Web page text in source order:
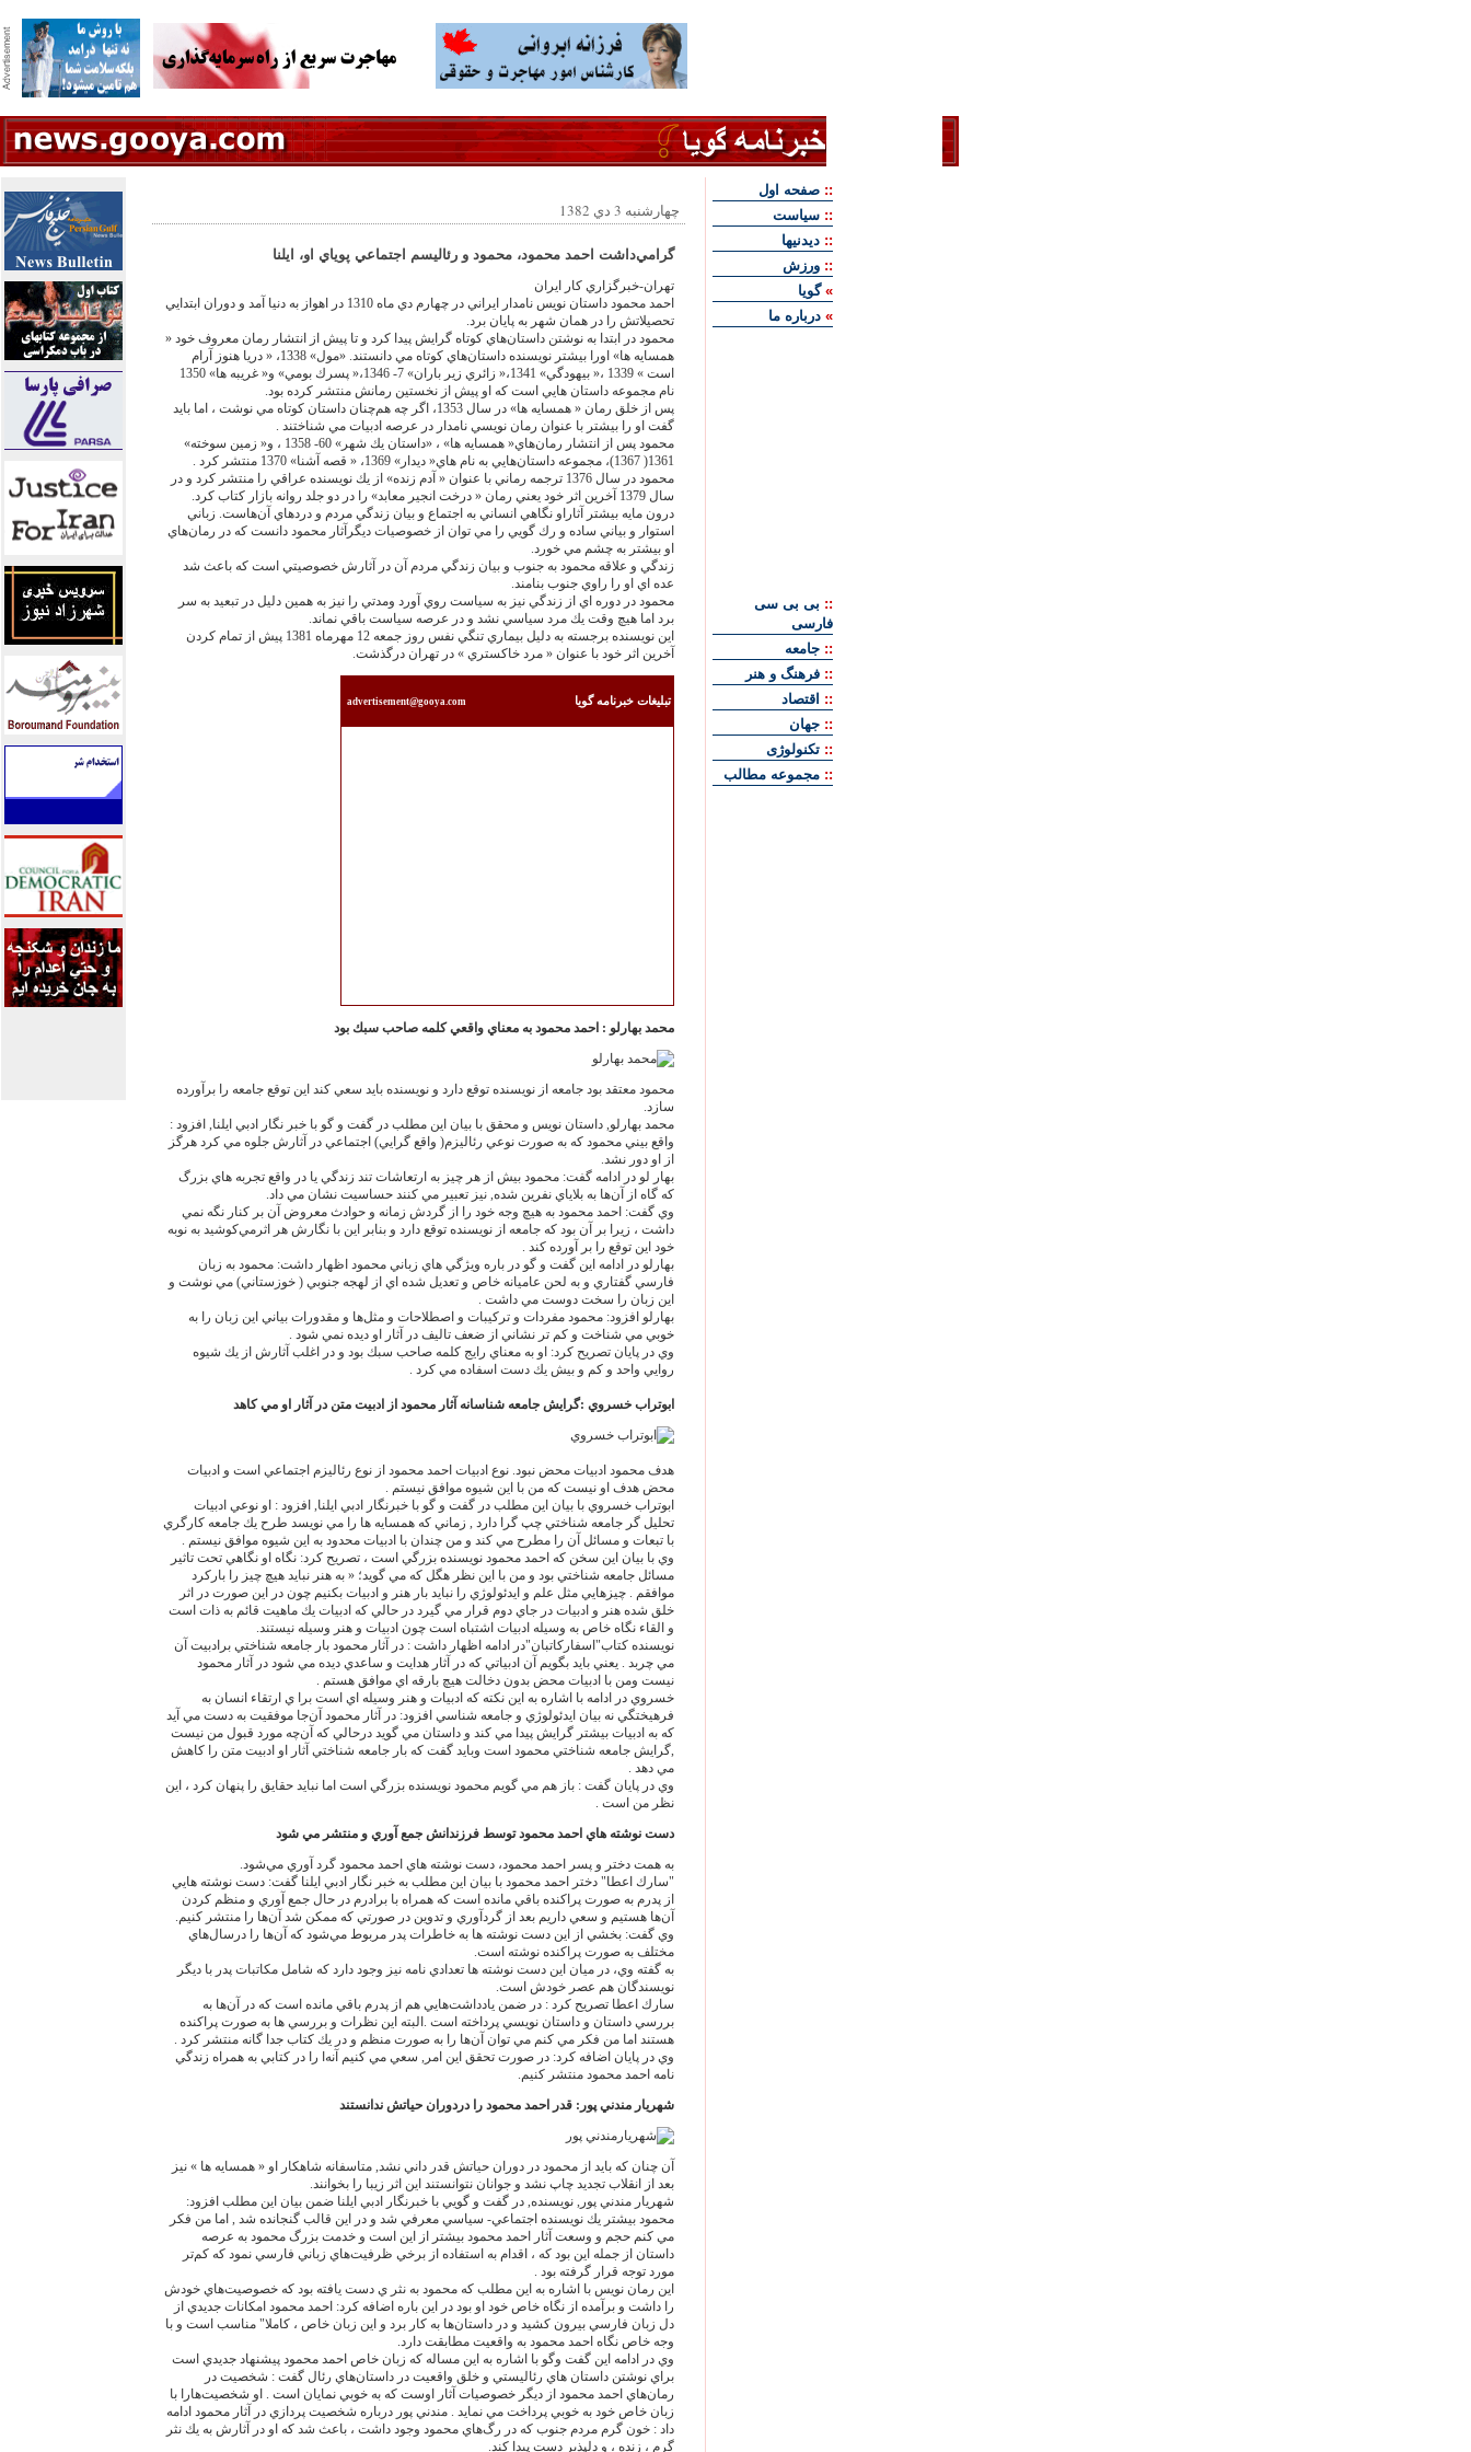
چهارشنبه 3 دي 1382
گرامي‌‏داشت احمد محمود، محمود و رئاليسم اجتماعي پوياي او، ايلنا
تهران-خبرگزاري كار ايران
احمد محمود داستان نويس نامدار ايراني در چهارم دي ماه 1310 در اهواز به دنيا آمد و دوران ابتدايي
تحصيلاتش را در همان شهر به پايان برد.
محمود در ابتدا به نوشتن داستان‌‏هاي كوتاه گرايش پيدا كرد و تا پيش از انتشار رمان معروف خود «
همسايه ها» اورا بيشتر نويسنده داستان‌‏هاي كوتاه مي دانستند. «مول» 1338، « دريا هنوز آرام
است » 1339 ،« بيهودگي» 1341،« زائري زير باران» 7- 1346،« پسرك بومي» و« غريبه ها» 1350
نام مجموعه داستان هايي است كه او پيش از نخستين رمانش منتشر كرده بود.
پس از خلق رمان « همسايه ها» در سال 1353، اگر چه هم‌‏چنان داستان كوتاه مي نوشت ، اما بايد
گفت او را بيشتر با عنوان رمان نويسي نامدار در عرصه ادبيات مي شناختند .
محمود پس از انتشار رمان‌‏هاي« همسايه ها» ، «داستان يك شهر» 60- 1358 ، و« زمين سوخته»
1361( 1367)، مجموعه داستان‌‏هايي به نام هاي« ديدار» 1369، « قصه آشنا» 1370 منتشر كرد .
محمود در سال 1376 ترجمه رماني با عنوان « آدم زنده» از يك نويسنده عراقي را منتشر كرد و در
سال 1379 آخرين اثر خود يعني رمان « درخت انجير معابد» را در دو جلد روانه بازار كتاب كرد.
درون مايه بيشتر آثاراو نگاهي انساني به اجتماع و بيان زندگي مردم و دردهاي آن‌‏هاست. زباني
استوار و بياني ساده و رك گويي را مي توان از خصوصيات ديگرآثار محمود دانست كه در رمان‌‏هاي
او بيشتر به چشم مي خورد.
زندگي و علاقه محمود به جنوب و بيان زندگي مردم آن در آثارش خصوصيتي است كه باعث شد
عده اي او را راوي جنوب بنامند.
محمود در دوره اي از زندگي نيز به سياست روي آورد ومدتي را نيز به همين دليل در تبعيد به سر
برد اما هيچ وقت يك مرد سياسي نشد و در عرصه سياست باقي نماند.
اين نويسنده برجسته به دليل بيماري تنگي نفس روز جمعه 12 مهرماه 1381 پيش از تمام كردن
آخرين اثر خود با عنوان « مرد خاكستري » در تهران درگذشت.
تبليغات خبرنامه گويا advertisement@gooya.com
محمد بهارلو : احمد محمود به معناي واقعي كلمه صاحب سبك بود
محمود معتقد بود جامعه از نويسنده توقع دارد و نويسنده بايد سعي كند اين توقع جامعه را برآورده
سازد.
محمد بهارلو, داستان نويس و محقق با بيان اين مطلب در گفت و گو با خبر نگار ادبي ايلنا, افزود :
واقع بيني محمود كه به صورت نوعي رئاليزم( واقع گرايي) اجتماعي در آثارش جلوه مي كرد هرگز
از او دور نشد.
بهار لو در ادامه گفت: محمود بيش از هر چيز به ارتعاشات تند زندگي يا در واقع تجربه هاي بزرگ
كه گاه از آن‌‏ها به بلاياي نفرين شده, نيز تعبير مي كنند حساسيت نشان مي داد.
وي گفت: احمد محمود به هيچ وجه خود را از گردش زمانه و حوادث معروض آن بر كنار نگه نمي
داشت ، زيرا بر آن بود كه جامعه از نويسنده توقع دارد و بنابر اين با نگارش هر اثرمي‌‏كوشيد به نوبه
خود اين توقع را بر آورده كند .
بهارلو در ادامه اين گفت و گو در باره ويژگي هاي زباني محمود اظهار داشت: محمود به زبان
فارسي گفتاري و به لحن عاميانه خاص و تعديل شده اي از لهجه جنوبي ( خوزستاني) مي نوشت و
اين زبان را سخت دوست مي داشت .
بهارلو افزود: محمود مفردات و تركيبات و اصطلاحات و مثل‌‏ها و مقدورات بياني اين زبان را به
خوبي مي شناخت و كم تر نشاني از ضعف تاليف در آثار او ديده نمي شود .
وي در پايان تصريح كرد: او به معناي رايج كلمه صاحب سبك بود و در اغلب آثارش از يك شيوه
روايي واحد و كم و بيش يك دست اسفاده مي كرد .
ابوتراب خسروي :گرايش جامعه شناسانه آثار محمود از ادبيت متن در آثار او مي كاهد
هدف محمود ادبيات محض نبود. نوع ادبيات احمد محمود از نوع رئاليزم اجتماعي است و ادبيات
محض هدف او نيست كه من با اين شيوه موافق نيستم .
ابوتراب خسروي با بيان اين مطلب در گفت و گو با خبرنگار ادبي ايلنا, افزود : او نوعي ادبيات
تحليل گر جامعه شناختي چپ گرا دارد , زماني كه همسايه ها را مي نويسد طرح يك جامعه كارگري
با تبعات و مسائل آن را مطرح مي كند و من چندان با ادبيات محدود به اين شيوه موافق نيستم .
وي با بيان اين سخن كه احمد محمود نويسنده بزرگي است ، تصريح كرد: نگاه او نگاهي تحت تاثير
مسائل جامعه شناختي بود و من با اين نظر هگل كه مي گويد؛ « به هنر نبايد هيچ چيز را باركرد
موافقم . چيزهايي مثل علم و ايدئولوژي را نبايد بار هنر و ادبيات بكنيم چون در اين صورت در اثر
خلق شده هنر و ادبيات در جاي دوم قرار مي گيرد در حالي كه ادبيات يك ماهيت قائم به ذات است
و القاء نگاه خاص به وسيله ادبيات اشتباه است چون ادبيات و هنر وسيله نيستند.
نويسنده كتاب"اسفاركاتبان"در ادامه اظهار داشت : در آثار محمود بار جامعه شناختي برادبيت آن
مي چربد . يعني بايد بگويم آن ادبياتي كه در آثار هدايت و ساعدي ديده مي شود در آثار محمود
نيست ومن با ادبيات محض بدون دخالت هيچ بارقه اي موافق هستم .
خسروي در ادامه با اشاره به اين نكته كه ادبيات و هنر وسيله اي است برا ي ارتقاء انسان به
فرهيختگي نه بيان ايدئولوژي و جامعه شناسي افزود: در آثار محمود آن‌‏جا موفقيت به دست مي آيد
كه به ادبيات بيشتر گرايش پيدا مي كند و داستان مي گويد درحالي كه آن‌‏چه مورد قبول من نيست
,گرايش جامعه شناختي محمود است وبايد گفت كه بار جامعه شناختي آثار او ادبيت متن را كاهش
مي دهد .
وي در پايان گفت : باز هم مي گويم محمود نويسنده بزرگي است اما نبايد حقايق را پنهان كرد ، اين
نظر من است .
دست نوشته هاي احمد محمود توسط فرزندانش جمع آوري و منتشر مي شود
به همت دختر و پسر احمد محمود، دست نوشته هاي احمد محمود گرد آوري مي‌‏شود.
"سارك اعطا" دختر احمد محمود با بيان اين مطلب به خبر نگار ادبي ايلنا گفت: دست نوشته هايي
از پدرم به صورت پراكنده باقي مانده است كه همراه با برادرم در حال جمع آوري و منظم كردن
آن‌‏ها هستيم و سعي داريم بعد از گردآوري و تدوين در صورتي كه ممكن شد آن‌‏ها را منتشر كنيم.
وي گفت: بخشي از اين دست نوشته ها به خاطرات پدر مربوط مي‌‏شود كه آن‌‏ها را درسال‌‏هاي
مختلف به صورت پراكنده نوشته است.
به گفته وي، در ميان اين دست نوشته ها تعدادي نامه نيز وجود دارد كه شامل مكاتبات پدر با ديگر
نويسندگان هم عصر خودش است.
سارك اعطا تصريح كرد : در ضمن يادداشت‌‏هايي هم از پدرم باقي مانده است كه در آن‌‏ها به
بررسي داستان و داستان نويسي پرداخته است .البته اين نظرات و بررسي ها به صورت پراكنده
هستند اما من فكر مي كنم مي توان آن‌‏ها را به صورت منظم و در يك كتاب جدا گانه منتشر كرد .
وي در پايان اضافه كرد: در صورت تحقق اين امر, سعي مي كنيم آنه‌‏ا را در كتابي به همراه زندگي
نامه احمد محمود منتشر كنيم.
شهريار مندني پور: قدر احمد محمود را دردوران حياتش ندانستند
آن چنان كه بايد از محمود در دوران حياتش قدر داني نشد, متاسفانه شاهكار او « همسايه ها » نيز
بعد از انقلاب تجديد چاپ نشد و جوانان نتوانستند اين اثر زيبا را بخوانند.
شهريار مندني پور, نويسنده, در گفت و گويي با خبرنگار ادبي ايلنا ضمن بيان اين مطلب افزود:
محمود بيشتر يك نويسنده اجتماعي- سياسي معرفي شد و در اين قالب گنجانده شد , اما من فكر
مي كنم حجم و وسعت آثار احمد محمود بيشتر از اين است و خدمت بزرگ محمود به عرصه
داستان از جمله اين بود كه ، اقدام به استفاده از برخي ظرفيت‌‏هاي زباني فارسي نمود كه كم‌‏تر
مورد توجه قرار گرفته بود .
اين رمان نويس با اشاره به اين مطلب كه محمود به نثر ي دست يافته بود كه خصوصيت‌‏هاي خودش
را داشت و برآمده از نگاه خاص خود او بود در اين باره اضافه كرد: احمد محمود امكانات جديدي از
دل زبان فارسي بيرون كشيد و در داستان‌‏ها به كار برد و اين زبان خاص ، كاملا" مناسب است و با
وجه خاص نگاه احمد محمود به واقعيت مطابقت دارد.
وي در ادامه اين گفت وگو با اشاره به اين مساله كه زبان خاص احمد محمود پيشنهاد جديدي است
براي نوشتن داستان هاي رئاليستي و خلق واقعيت در داستان‌‏هاي رئال گفت : شخصيت در
رمان‌‏هاي احمد محمود از ديگر خصوصيات آثار اوست كه به خوبي نمايان است . او شخصيت‌‏هارا با
زبان خاص خود به خوبي پرداخت مي نمايد . مندني پور درباره شخصيت پردازي در آثار محمود ادامه
داد : خون گرم مردم جنوب كه در رگ‌‏هاي محمود وجود داشت ، باعث شد كه او در آثارش به يك نثر
گرم ، زنده ، و دلپذير دست پيدا كند.
:: صفحه اول
:: سياست
:: ديدنيها
:: ورزش
»گويا
» درباره ما
:: بی بی سی
فارسی
:: جامعه
:: فرهنگ و هنر
:: اقتصاد
:: جهان
:: تکنولوژی
:: مجموعه مطالب